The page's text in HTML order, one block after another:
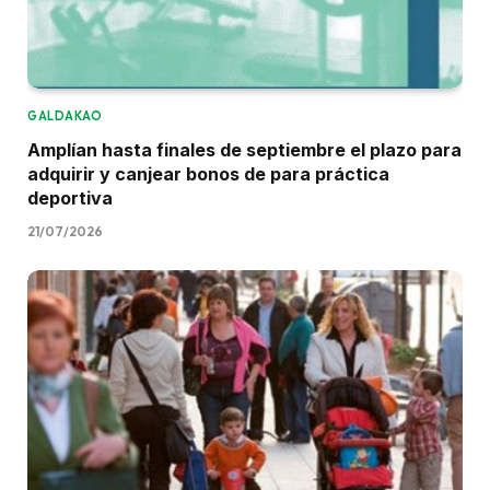
GALDAKAO
Amplían hasta finales de septiembre el plazo para
adquirir y canjear bonos de para práctica
deportiva
21/07/2026